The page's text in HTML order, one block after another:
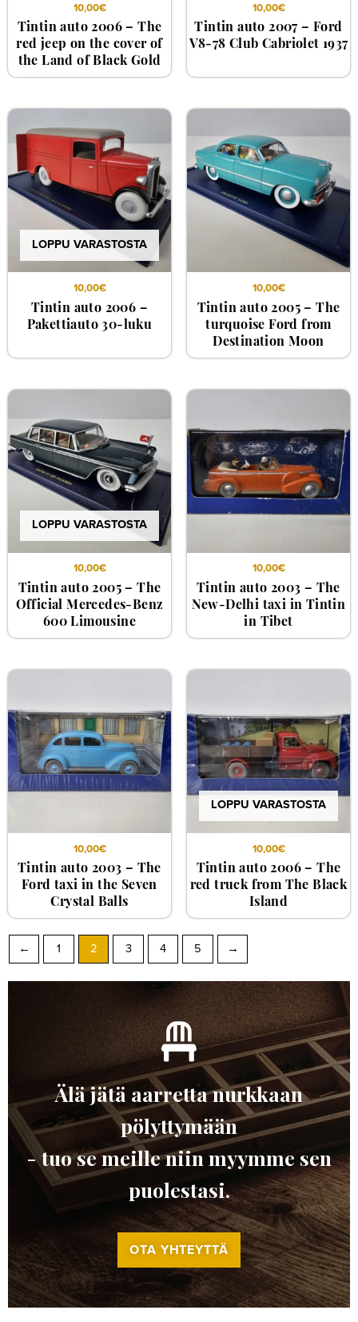
10,00€
Tintin auto 2006 – The
red jeep on the cover of
the Land of Black Gold
10,00€
Tintin auto 2007 – Ford
V8-78 Club Cabriolet 1937
LOPPU VARASTOSTA
10,00€
Tintin auto 2006 –
Pakettiauto 30-luku
10,00€
Tintin auto 2005 – The
turquoise Ford from
Destination Moon
LOPPU VARASTOSTA
10,00€
Tintin auto 2005 – The
Official Mercedes-Benz
600 Limousine
10,00€
Tintin auto 2003 – The
New-Delhi taxi in Tintin
in Tibet
10,00€
Tintin auto 2003 – The
Ford taxi in the Seven
Crystal Balls
LOPPU VARASTOSTA
10,00€
Tintin auto 2006 – The
red truck from The Black
Island
← 1 2 3 4 5 →
Älä jätä aarretta nurkkaan
pölyttymään
- tuo se meille niin myymme sen
puolestasi.
OTA YHTEYTTÄ